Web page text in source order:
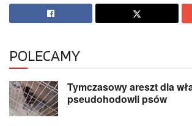
POLECAMY
Tymczasowy areszt dla
pseudohodowli psów